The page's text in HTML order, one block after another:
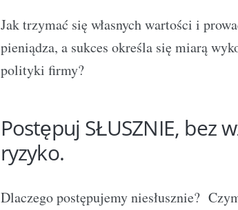
Jak trzymać się własnych wartości i
pieniądza, a sukces określa się miarą
polityki firmy?
Postępuj SŁUSZNIE, bez
ryzyko.
Dlaczego postępujemy niesłusznie?